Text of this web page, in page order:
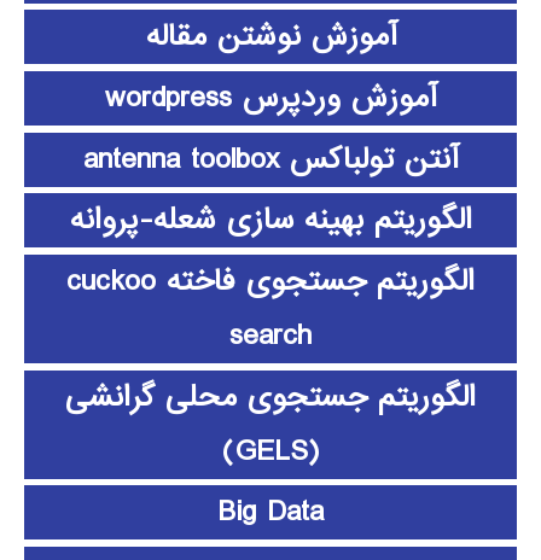
آموزش نوشتن مقاله
آموزش وردپرس wordpress
آنتن تولباکس antenna toolbox
الگوریتم بهینه سازی شعله-پروانه
الگوریتم جستجوی فاخته cuckoo
search
الگوریتم جستجوی محلی گرانشی
(GELS)
Big Data